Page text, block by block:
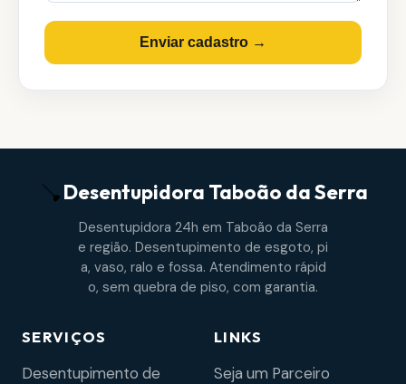
Enviar cadastro →
Desentupidora Taboão da Serra
Desentupidora 24h em Taboão da Serra
e região. Desentupimento de esgoto, pi
a, vaso, ralo e fossa. Atendimento rápid
o, sem quebra de piso, com garantia.
SERVIÇOS
Desentupimento de
LINKS
Seja um Parceiro